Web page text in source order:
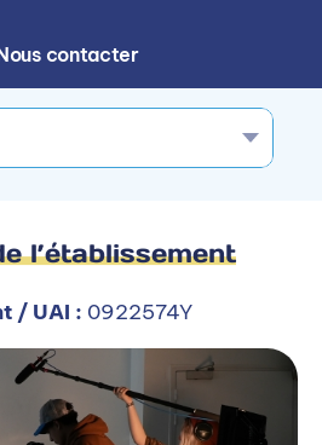
contacter
l’établissement
/ UAI : 0922574Y